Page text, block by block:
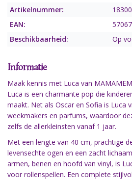
Artikelnummer:
EAN:
Beschikbaarheid:
Op
Informatie
Maak kennis met Luca van
Luca is een charmante pop die
maakt. Net als Oscar en Sofia is Luca
weekmakers en parfums, waardoor
zelfs de allerkleinsten vanaf 1 jaar.
Met een lengte van 40 cm, prachtige
levensechte ogen en een zacht
armen, benen en hoofd van vinyl, is
voor rollenspellen. Een complete